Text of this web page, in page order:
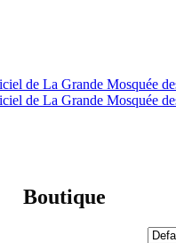
Boutique